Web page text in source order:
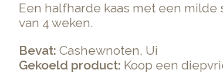
Een halfharde kaas met een
van 4 weken.
Bevat: Cashewnoten, Ui
Gekoeld product: Koop een